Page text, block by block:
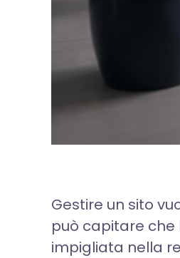
Gestire un sito
può capitare che
impigliata nella